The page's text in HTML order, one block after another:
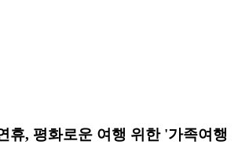
휴, 평화로운 여행 위한 '가족여행